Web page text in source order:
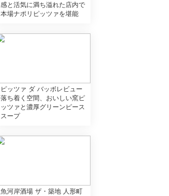
感と活気に満ち溢れた店内で
本場ナポリピッツァを堪能
ピッツァ ダ バッボレビュー
落ち着く空間、おいしい窯ピ
ッツァと濃厚グリーンピース
スープ
魚河岸酒場 ザ・築地 人形町